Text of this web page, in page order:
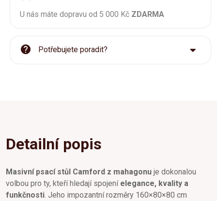
U nás máte dopravu od 5 000 Kč ZDARMA
Potřebujete poradit?
Detailní popis
Masivní psací stůl Camford z mahagonu je dokonalou
volbou pro ty, kteří hledají spojení elegance, kvality a
funkčnosti . Jeho impozantní rozměry 160×80×80 cm